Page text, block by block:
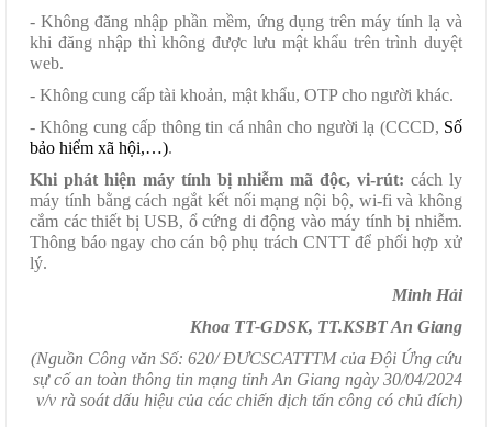
- Không đăng nhập phần mềm, ứng dụng trên máy tính lạ và
khi đăng nhập thì không được lưu mật khẩu trên trình duyệt
web.
- Không cung cấp tài khoản, mật khẩu, OTP cho người khác.
- Không cung cấp thông tin cá nhân cho người lạ (CCCD, Số
bảo hiểm xã hội,…).
Khi phát hiện máy tính bị nhiễm mã độc, vi-rút: cách ly
máy tính bằng cách ngắt kết nối mạng nội bộ, wi-fi và không
cắm các thiết bị USB, ổ cứng di động vào máy tính bị nhiễm.
Thông báo ngay cho cán bộ phụ trách CNTT để phối hợp xử
lý.
Minh Hải
Khoa TT-GDSK, TT.KSBT An Giang
(Nguồn Công văn Số: 620/ ĐƯCSCATTTM của Đội Ứng cứu
sự cố an toàn thông tin mạng tỉnh An Giang ngày 30/04/2024
v/v rà soát dấu hiệu của các chiến dịch tấn công có chủ đích)